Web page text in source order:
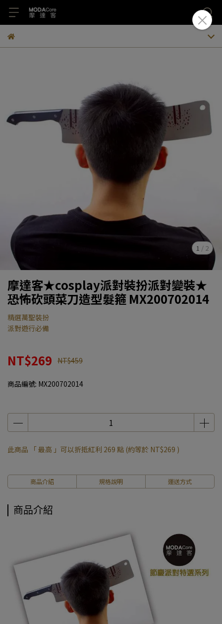
1 / 2
摩達客★cosplay派對裝扮派對變裝★
恐怖砍頭菜刀造型髮箍 MX200702014
精選萬聖裝扮
派對遊行必備
NT$269 NT$459
商品編號: MX200702014
此商品 「 最高 」可以折抵紅利 269 點 (約等於 NT$269 )
商品介紹 規格說明 運送方式
商品介紹